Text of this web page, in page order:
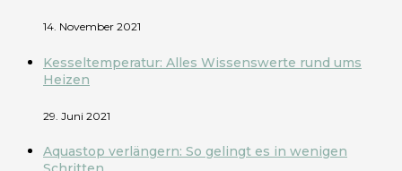
14. November 2021
Kesseltemperatur: Alles Wissenswerte rund ums
Heizen
29. Juni 2021
Aquastop verlängern: So gelingt es in wenigen